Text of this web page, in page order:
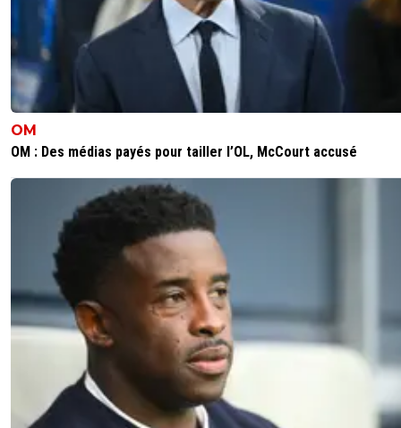
OM
OM : Des médias payés pour tailler l’OL, McCourt accusé